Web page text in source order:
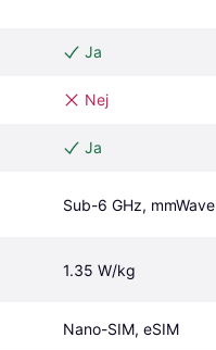
Ja
Nej
Ja
Sub-6 GHz, mmWave
1.35 W/kg
Nano-SIM, eSIM